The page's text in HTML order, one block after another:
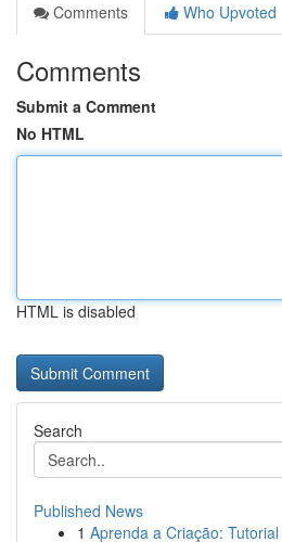
Comments
Who Upvoted
Comments
Submit a Comment
No HTML
HTML is disabled
Search
Published News
1 Aprenda a Criação: